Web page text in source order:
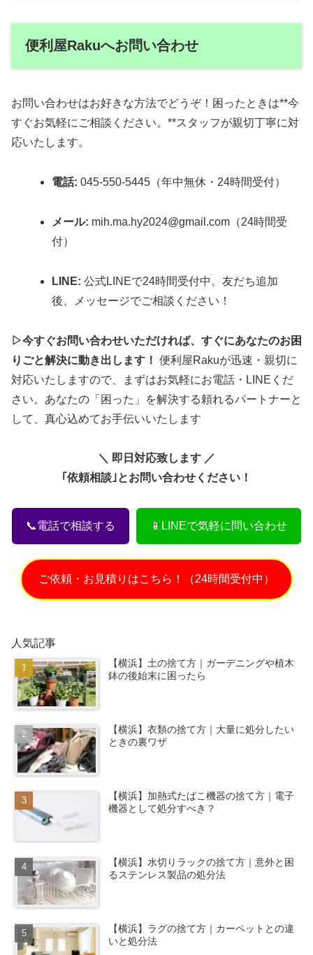
便利屋Rakuへお問い合わせ
お問い合わせはお好きな方法でどうぞ！困ったときは**今
すぐお気軽にご相談ください。**スタッフが親切丁寧に対
応いたします。
電話: 045-550-5445（年中無休・24時間受付）
メール: mih.ma.hy2024@gmail.com（24時間受
付）
LINE: 公式LINEで24時間受付中。友だち追加
後、メッセージでご相談ください！
▷今すぐお問い合わせいただければ、すぐにあなたのお困
りごと解決に動き出します！ 便利屋Rakuが迅速・親切に
対応いたしますので、まずはお気軽にお電話・LINEくだ
さい。あなたの「困った」を解決する頼れるパートナーと
して、真心込めてお手伝いいたします
＼ 即日対応致します ／
｢依頼相談｣とお問い合わせください！
📞電話で相談する 📱LINEで気軽に問い合わせ
ご依頼・お見積りはこちら！（24時間受付中）
人気記事
【横浜】土の捨て方｜ガーデニングや植木
鉢の後始末に困ったら
【横浜】衣類の捨て方｜大量に処分したい
ときの裏ワザ
【横浜】加熱式たばこ機器の捨て方｜電子
機器として処分すべき？
【横浜】水切りラックの捨て方｜意外と困
るステンレス製品の処分法
【横浜】ラグの捨て方｜カーペットとの違
いと処分法